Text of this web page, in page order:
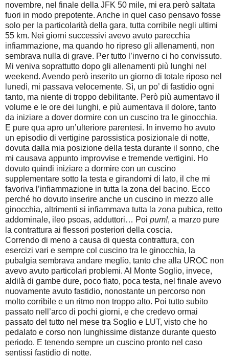
novembre, nel finale della JFK 50 mile, mi era però saltata
fuori in modo prepotente. Anche in quel caso pensavo fosse
solo per la particolarità della gara, tutta corribile negli ultimi
55 km. Nei giorni successivi avevo avuto parecchia
infiammazione, ma quando ho ripreso gli allenamenti, non
sembrava nulla di grave. Per tutto l’inverno ci ho convissuto.
Mi veniva soprattutto dopo gli allenamenti più lunghi nel
weekend. Avendo però inserito un giorno di totale riposo nel
lunedì, mi passava velocemente. Sì, un po’ di fastidio ogni
tanto, ma niente di troppo debilitante. Però più aumentavo il
volume e le ore dei lunghi, e più aumentava il dolore, tanto
da iniziare a dover dormire con un cuscino tra le ginocchia.
E pure qua apro un’ulteriore parentesi. In inverno ho avuto
un episodio di vertigine parossistica posizionale di notte,
dovuta dalla mia posizione della testa durante il sonno, che
mi causava appunto improvvise e tremende vertigini. Ho
dovuto quindi iniziare a dormire con un cuscino
supplementare sotto la testa e girandomi di lato, il che mi
favoriva l’infiammazione in tutta la zona del bacino. Ecco
perché ho dovuto inserire anche un cuscino in mezzo alle
ginocchia, altrimenti si infiammava tutta la zona pubica, retto
addominale, ileo psoas, adduttori… Poi pum!, a marzo pure
la contrattura ai flessori posteriori della coscia.
Correndo di meno a causa di questa contrattura, con
esercizi vari e sempre col cuscino tra le ginocchia, la
pubalgia sembrava andare meglio, tanto che alla UROC non
avevo avuto particolari problemi. Al Monte Soglio, invece,
aldilà di gambe dure, poco fiato, poca testa, nel finale avevo
nuovamente avuto fastidio, nonostante un percorso non
molto corribile e un ritmo non troppo alto. Poi tutto subito
passato nell’arco di pochi giorni, e che credevo ormai
passato del tutto nel mese tra Soglio e LUT, visto che ho
pedalato e corso non lunghissime distanze durante questo
periodo. E tenendo sempre un cuscino pronto nel caso
sentissi fastidio di notte.